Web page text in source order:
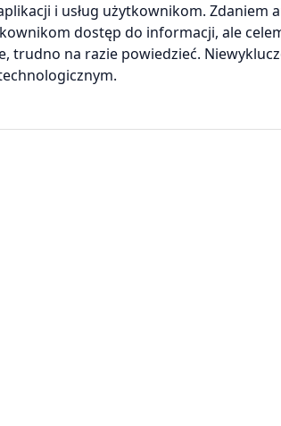
i usług użytkownikom. Zdaniem
dostęp do informacji, ale
trudno na razie powiedzieć.